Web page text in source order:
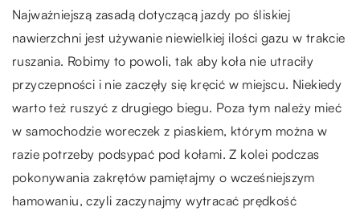
Najważniejszą zasadą dotyczącą jazdy po śliskiej
nawierzchni jest używanie niewielkiej ilości gazu w trakcie
ruszania. Robimy to powoli, tak aby koła nie utraciły
przyczepności i nie zaczęły się kręcić w miejscu. Niekiedy
warto też ruszyć z drugiego biegu. Poza tym należy mieć
w samochodzie woreczek z piaskiem, którym można w
razie potrzeby podsypać pod kołami. Z kolei podczas
pokonywania zakrętów pamiętajmy o wcześniejszym
hamowaniu, czyli zaczynajmy wytracać prędkość